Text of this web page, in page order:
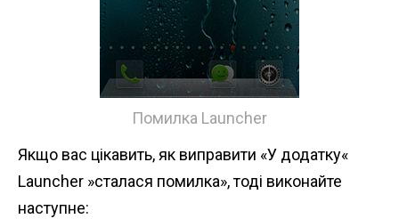
Помилка Launcher
Якщо вас цікавить, як виправити «У додатку«
Launcher »сталася помилка», тоді виконайте
наступне: